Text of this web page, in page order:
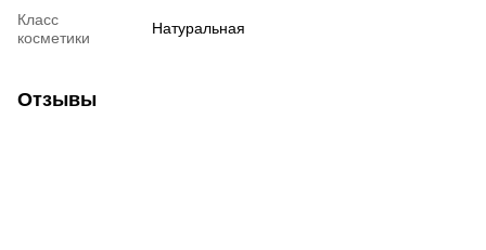
Класс
косметики
Натуральная
Отзывы